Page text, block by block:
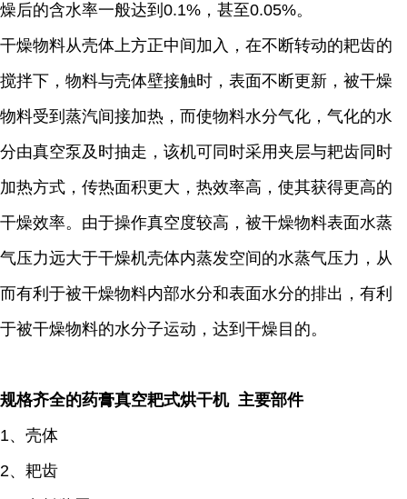
燥后的含水率一般达到0.1%，甚至0.05%。
干燥物料从壳体上方正中间加入，在不断转动的耙齿的
搅拌下，物料与壳体壁接触时，表面不断更新，被干燥
物料受到蒸汽间接加热，而使物料水分气化，气化的水
分由真空泵及时抽走，该机可同时采用夹层与耙齿同时
加热方式，传热面积更大，热效率高，使其获得更高的
干燥效率。由于操作真空度较高，被干燥物料表面水蒸
气压力远大于干燥机壳体内蒸发空间的水蒸气压力，从
而有利于被干燥物料内部水分和表面水分的排出，有利
于被干燥物料的水分子运动，达到干燥目的。
规格齐全的药膏真空耙式烘干机 主要部件
1、壳体
2、耙齿